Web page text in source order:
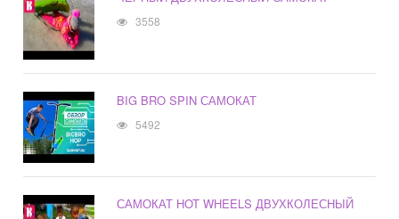
3558
BIG BRO SPIN САМОКАТ
5492
САМОКАТ HOT WHEELS ДВУХКОЛЕСНЫЙ